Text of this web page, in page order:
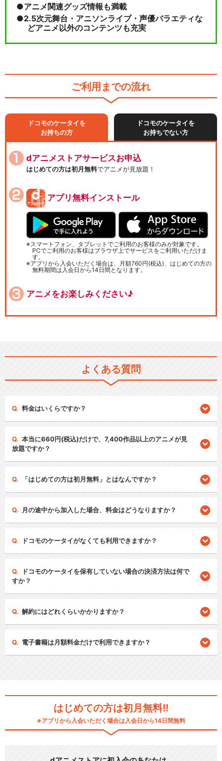
アニメ関連グッズ情報も満載
2.5次元舞台・アニソンライブ・声優バラエティな
どアニメ以外のコンテンツも充実
ご利用までの流れ
ドコモのケータイを
お持ちの方
ドコモのケータイを
お持ちでない方
dアニメストアサービスお申込
はじめての方は初月無料でアニメが見放題！
アプリ無料インストール
スマートフォン、タブレットでご利用のお客様のみが対象です。
PCでご利用のお客様はブラウザ上でサービスをご利用いただけま
す。
アプリから入会いただく場合は、月額760円(税込)、はじめての方の
無料期間は入会日から14日間となります。
アニメをお楽しみください♪
よくある質問
料金はいくらですか？
本当に660円(税込)だけで、7,400作品以上のアニメが見
放題ですか？
「はじめての方は初月無料」とはなんですか？
月の途中から加入した場合、料金はどうなりますか？
ドコモのケータイがなくても利用できますか？
ドコモのケータイを保有していない場合の決済方法は何で
すか？
解約にはどれくらいかかりますか？
電子書籍は月額料金だけで利用できますか？
はじめての方は初月無料!!
※アプリから入会いただく場合は入会日から14日間無料